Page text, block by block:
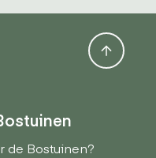
de Bostuinen?